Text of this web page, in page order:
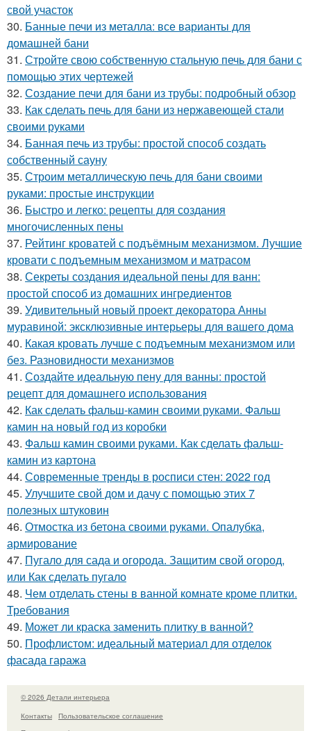
свой участок
30. Банные печи из металла: все варианты для
домашней бани
31. Стройте свою собственную стальную печь для бани с
помощью этих чертежей
32. Создание печи для бани из трубы: подробный обзор
33. Как сделать печь для бани из нержавеющей стали
своими руками
34. Банная печь из трубы: простой способ создать
собственный сауну
35. Строим металлическую печь для бани своими
руками: простые инструкции
36. Быстро и легко: рецепты для создания
многочисленных пены
37. Рейтинг кроватей с подъёмным механизмом. Лучшие
кровати с подъемным механизмом и матрасом
38. Секреты создания идеальной пены для ванн:
простой способ из домашних ингредиентов
39. Удивительный новый проект декоратора Анны
муравиной: эксклюзивные интерьеры для вашего дома
40. Какая кровать лучше с подъемным механизмом или
без. Разновидности механизмов
41. Создайте идеальную пену для ванны: простой
рецепт для домашнего использования
42. Как сделать фальш-камин своими руками. Фальш
камин на новый год из коробки
43. Фальш камин своими руками. Как сделать фальш-
камин из картона
44. Современные тренды в росписи стен: 2022 год
45. Улучшите свой дом и дачу с помощью этих 7
полезных штуковин
46. Отмостка из бетона своими руками. Опалубка,
армирование
47. Пугало для сада и огорода. Защитим свой огород,
или Как сделать пугало
48. Чем отделать стены в ванной комнате кроме плитки.
Требования
49. Может ли краска заменить плитку в ванной?
50. Профлистом: идеальный материал для отделок
фасада гаража
© 2026 Детали интерьера
Контакты
Пользовательское соглашение